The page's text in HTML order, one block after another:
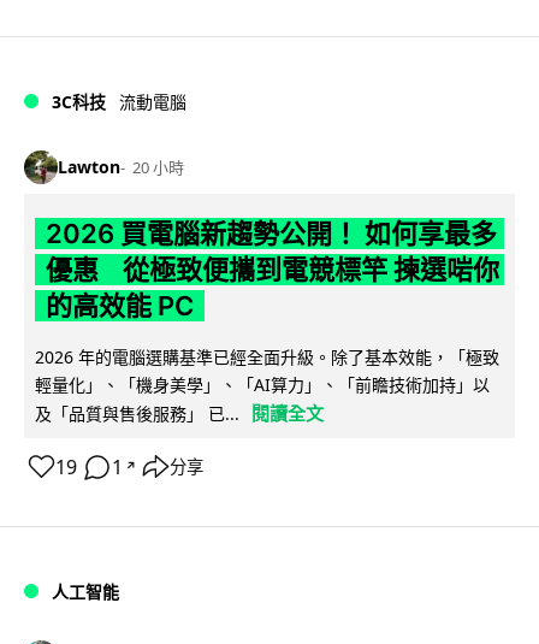
3C科技 流動電腦
Lawton 20 小時
2026 買電腦新趨勢公開！ 如何享最多
優惠 從極致便攜到電競標竿 揀選啱你
的高效能 PC
2026 年的電腦選購基準已經全面升級。除了基本效能，「極致
輕量化」、「機身美學」、「AI算力」、「前瞻技術加持」以
及「品質與售後服務」 已...
閱讀全文
19 1 ↗ 分享
人工智能